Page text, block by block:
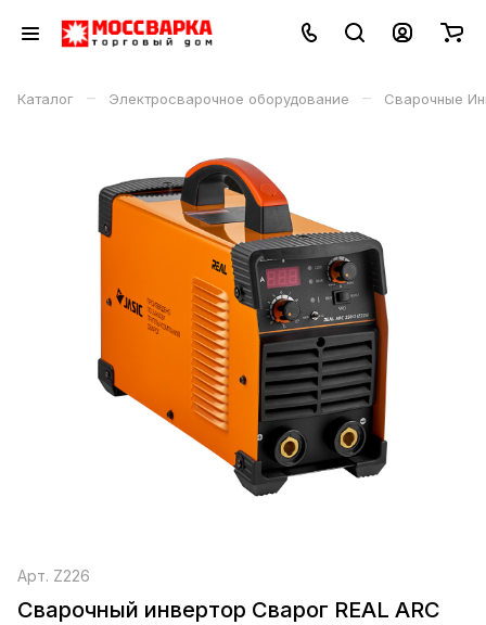
Каталог – Электросварочное оборудование – Сварочные
Арт. Z226
Сварочный инвертор Сварог REAL ARC